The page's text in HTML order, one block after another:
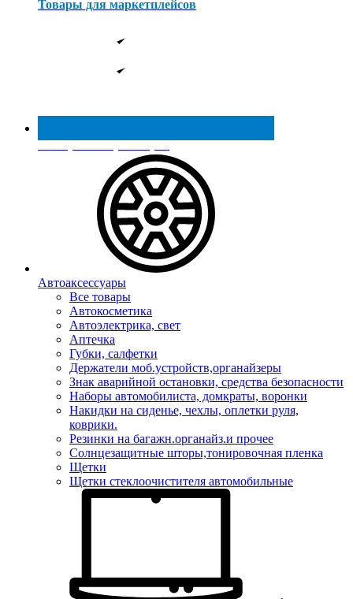
Товары для маркетплейсов
Реестр МинПромТорга
Автоаксессуары
Все товары
Автокосметика
Автоэлектрика, свет
Аптечка
Губки, салфетки
Держатели моб.устройств,органайзеры
Знак аварийной остановки, средства безопасности
Наборы автомобилиста, домкраты, воронки
Накидки на сиденье, чехлы, оплетки руля,
коврики.
Резинки на багажн.органайз.и прочее
Солнцезащитные шторы,тонировочная пленка
Щетки
Щетки стеклоочистителя автомобильные